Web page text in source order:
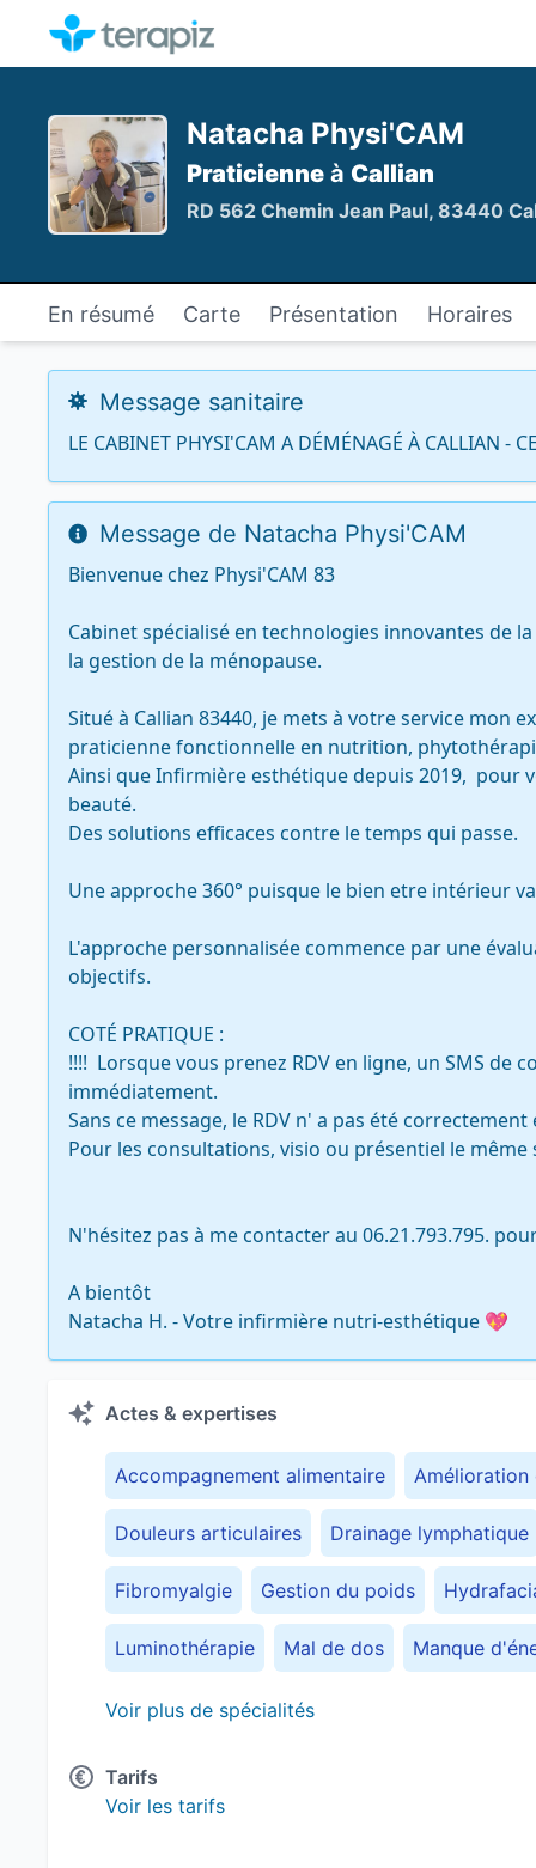
Natacha Physi'CAM
Praticienne à Callian
RD 562 Chemin Jean Paul, 83440
En résumé Carte Présentation Horaires
Message sanitaire
LE CABINET PHYSI'CAM A DÉMÉNAGÉ À CALLIAN -
Message de Natacha Physi'CAM
Bienvenue chez Physi'CAM 83
Cabinet spécialisé en technologies innovantes de
la gestion de la ménopause.
Situé à Callian 83440, je mets à votre service mon
praticienne fonctionnelle en nutrition,
Ainsi que Infirmière esthétique depuis 2019,  pour
beauté.
Des solutions efficaces contre le temps qui passe.
Une approche 360° puisque le bien etre intérieur
L'approche personnalisée commence par une
objectifs.
COTÉ PRATIQUE :
!!!!  Lorsque vous prenez RDV en ligne, un SMS de
immédiatement.
Sans ce message, le RDV n' a pas été
Pour les consultations, visio ou présentiel le
N'hésitez pas à me contacter au 06.21.793.795.
A bientôt
Natacha H. - Votre infirmière nutri-esthétique 💖
Actes & expertises
Accompagnement alimentaire Amélioration
Douleurs articulaires Drainage lymphatique
Fibromyalgie Gestion du poids
Luminothérapie Mal de dos Manque
Obésité Photobiomodulation
Troubles
Voir plus de spécialités
Tarifs
Voir les tarifs